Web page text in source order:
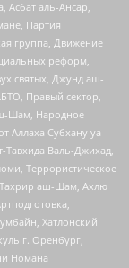
Асбат аль-Ансар,
Партия
группа, Движение
реформ,
святых, Джунд аш-
Правый сектор,
Шам, Народное
Аллаха Субхану уа
Тавхида Валь-Джихад,
Террористическое
Тахрир аш-Шам, Ахлю
Хатлонский
г. Оренбург,
Номана